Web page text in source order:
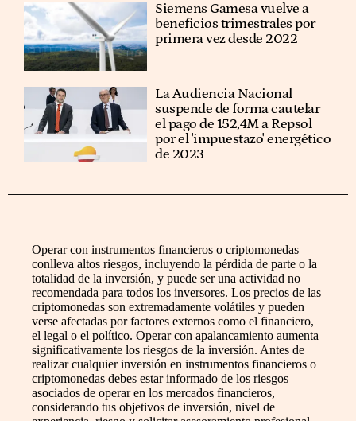
Siemens Gamesa vuelve a
beneficios trimestrales por
primera vez desde 2022
La Audiencia Nacional
suspende de forma cautelar
el pago de 152,4M a Repsol
por el 'impuestazo' energético
de 2023
Operar con instrumentos financieros o criptomonedas
conlleva altos riesgos, incluyendo la pérdida de parte o la
totalidad de la inversión, y puede ser una actividad no
recomendada para todos los inversores. Los precios de las
criptomonedas son extremadamente volátiles y pueden
verse afectadas por factores externos como el financiero,
el legal o el político. Operar con apalancamiento aumenta
significativamente los riesgos de la inversión. Antes de
realizar cualquier inversión en instrumentos financieros o
criptomonedas debes estar informado de los riesgos
asociados de operar en los mercados financieros,
considerando tus objetivos de inversión, nivel de